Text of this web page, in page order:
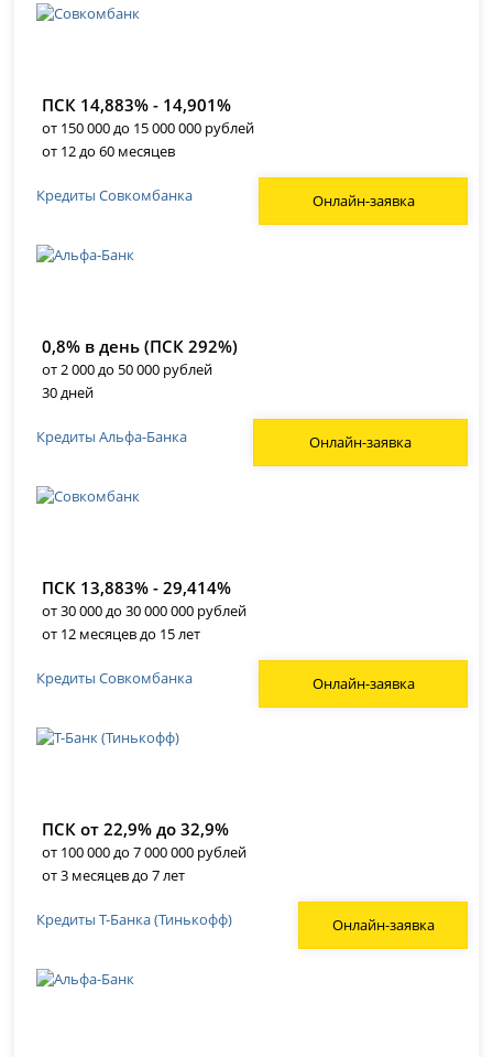
ПСК 14,883% - 14,901%
от 150 000 до 15 000 000 рублей
от 12 до 60 месяцев
Онлайн-заявка
Кредиты Совкомбанка
0,8% в день (ПСК 292%)
от 2 000 до 50 000 рублей
30 дней
Онлайн-заявка
Кредиты Альфа-Банка
ПСК 13,883% - 29,414%
от 30 000 до 30 000 000 рублей
от 12 месяцев до 15 лет
Онлайн-заявка
Кредиты Совкомбанка
ПСК от 22,9% до 32,9%
от 100 000 до 7 000 000 рублей
от 3 месяцев до 7 лет
Онлайн-заявка
Кредиты Т-Банка (Тинькофф)